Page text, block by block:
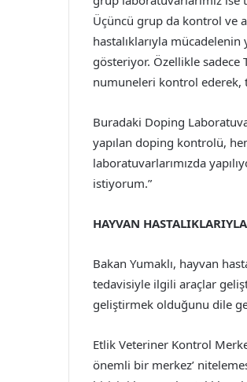
Üçüncü grup da kontrol ve
hastalıklarıyla
gösteriyor. Özellikle sadece
numuneleri kontrol ederek,
Buradaki Doping
yapılan doping kontrolü,
laboratuvarlarımızda
istiyorum.”
HAYVAN
Bakan Yumaklı, hayvan
tedavisiyle ilgili araçlar
geliştirmek olduğunu dile
Etlik Veteriner Kontrol
önemli bir merkez’